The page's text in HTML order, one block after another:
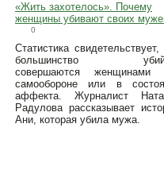
«Жить захотелось». Почему
женщины убивают своих
0
Статистика свидетельствует,
большинство
совершаются женщинами
самообороне или в
аффекта. Журналист
Радулова рассказывает
Ани, которая убила мужа.